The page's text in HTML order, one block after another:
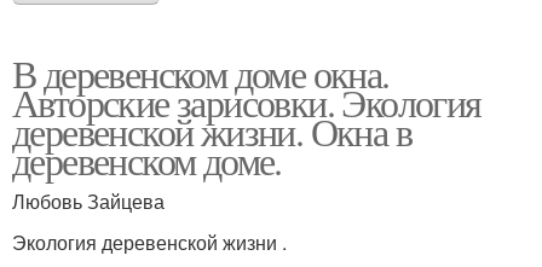
В деревенском доме окна.
Авторские зарисовки. Экология
деревенской жизни. Окна в
деревенском доме.
Любовь Зайцева
Экология деревенской жизни .